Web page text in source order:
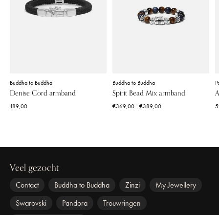
Buddha to Buddha
Denise Cord armband
189,00
Buddha to Buddha
Spirit Bead Mix armband
€369,00 - €389,00
Veel gezocht
Contact Buddha to Buddha Zinzi
My Jewellery
Swarovski
Pandora
Trouwringen